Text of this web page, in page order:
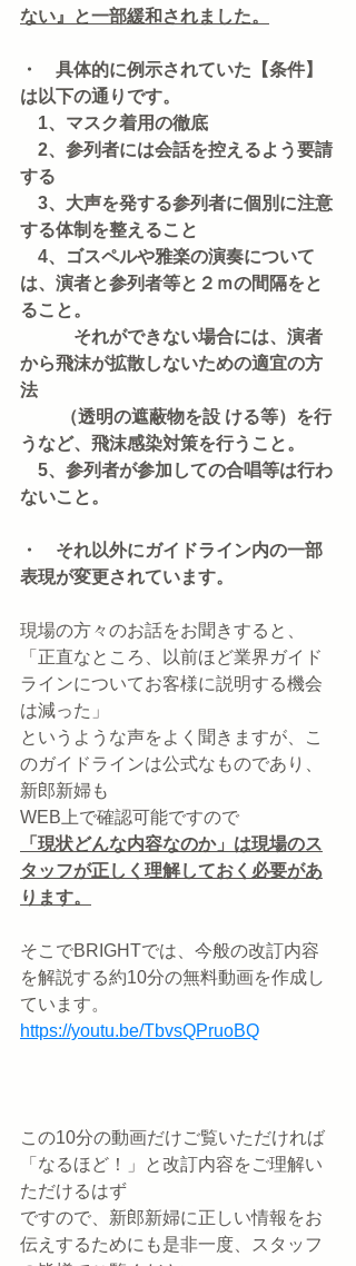
ない』と一部緩和されました。
・　具体的に例示されていた【条件】
は以下の通りです。
1、マスク着用の徹底
2、参列者には会話を控えるよう要請
する
3、大声を発する参列者に個別に注意
する体制を整えること
4、ゴスペルや雅楽の演奏について
は、演者と参列者等と２ｍの間隔をと
ること。
それができない場合には、演者
から飛沫が拡散しないための適宜の方
法
（透明の遮蔽物を設 ける等）を行
うなど、飛沫感染対策を行うこと。
5、参列者が参加しての合唱等は行わ
ないこと。
・　それ以外にガイドライン内の一部
表現が変更されています。
現場の方々のお話をお聞きすると、
「正直なところ、以前ほど業界ガイド
ラインについてお客様に説明する機会
は減った」
というような声をよく聞きますが、こ
のガイドラインは公式なものであり、
新郎新婦も
WEB上で確認可能ですので
「現状どんな内容なのか」は現場のス
タッフが正しく理解しておく必要があ
ります。
そこでBRIGHTでは、今般の改訂内容
を解説する約10分の無料動画を作成し
ています。
https://youtu.be/TbvsQPruoBQ
この10分の動画だけご覧いただければ
「なるほど！」と改訂内容をご理解い
ただけるはず
ですので、新郎新婦に正しい情報をお
伝えするためにも是非一度、スタッフ